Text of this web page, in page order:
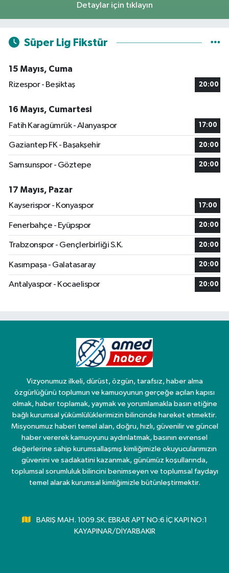
Detaylar için tıklayın
Süper Lig Fikstür
15 Mayıs, Cuma
Rizespor - Beşiktaş
20:00
16 Mayıs, Cumartesi
Fatih Karagümrük - Alanyaspor
17:00
Gaziantep FK - Başakşehir 20:00
Samsunspor - Göztepe 20:00
17 Mayıs, Pazar
Kayserispor - Konyaspor
17:00
Fenerbahçe - Eyüpspor 20:00
Trabzonspor - Gençlerbirliği S.K. 20:00
Kasımpaşa - Galatasaray 20:00
Antalyaspor - Kocaelispor 20:00
Vizyonumuz ilkeli, dürüst, özgün, tarafsız, haber alma
özgürlüğünü toplumun ve kamuoyunun gerçeğe açılan kapısı
olmak, haber toplamak, yaymak ve yorumlamakla basın etiğine
bağlı kurumsal yükümlülüklerimizin bilincinde hareket etmektir.
Misyonumuz haberi temel alan, doğru, hızlı, güvenilir ve güncel
haber vererek kamuoyunu aydınlatmak, basının evrensel
değerlerine sahip kurumsallaşmış kimliğimizle okuyucularımızın
güvenini ve sadakatini kazanmak, günümüz koşullarında,
toplumsal sorumluluk bilincini benimseyen ve toplumsal faydayı
temel alarak kurumsal kimliğimizle bütünleştirmektir.
BARIŞ MAH. 1009.SK. EBRAR APT NO:6 İÇ KAPI NO:1
KAYAPINAR/DİYARBAKIR